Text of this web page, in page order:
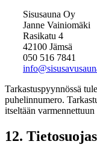
Sisusauna Oy
Janne Vainiomäki
Rasikatu 4
42100 Jämsä
050 516 7841
Tarkastuspyynnössä
puhelinnumero.
itseltään varmennettuun
12.